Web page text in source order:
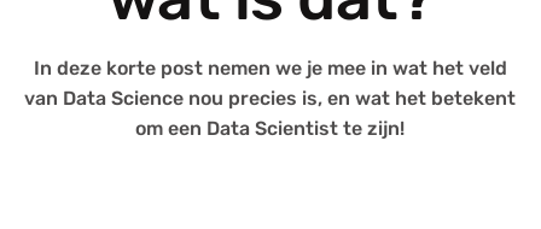
In deze korte post nemen we je mee in wat het veld
van Data Science nou precies is, en wat het betekent
om een Data Scientist te zijn!